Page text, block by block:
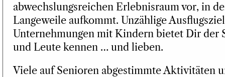
abwechslungsreichen Erlebnisraum vor, in
Langeweile aufkommt. Unzählige
Unternehmungen mit Kindern bietet Dir der
und Leute kennen … und lieben.
Viele auf Senioren abgestimmte Aktivitäten